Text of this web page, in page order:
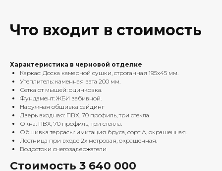
Что входит в стоимость
Характеристика в черновой отделке
Каркас: Доска камерной сушки, строганная 195х45 мм.
Утеплитель: каменная вата 200 мм.
Сетка от мышей: оцинковка.
Фундамент: ЖБИ забивной.
Наружная обшивка сайдинг
Дверь входная: ПВХ, 70 профиль, три стекла.
Окна: ПВХ, 70 профиль, три стекла.
Обшивка террасы: имитация бруса, сорт А, окрашенная.
Лестница при входе 2х метровая, окрашенная.
Водостоки снегозадержатели
Стоимость 3 640 000